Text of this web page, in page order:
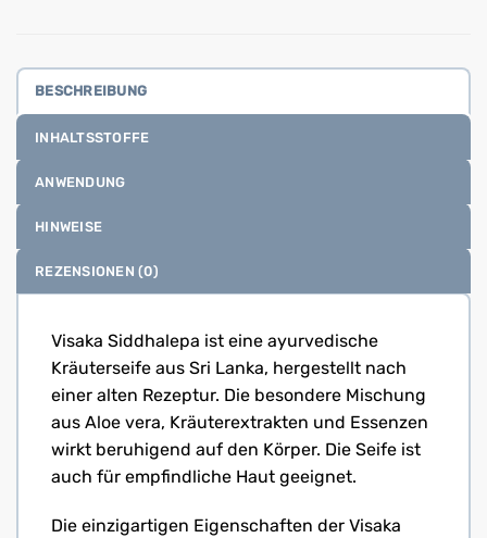
BESCHREIBUNG
INHALTSSTOFFE
ANWENDUNG
HINWEISE
REZENSIONEN (0)
Visaka Siddhalepa ist eine ayurvedische
Kräuterseife aus Sri Lanka, hergestellt nach
einer alten Rezeptur. Die besondere Mischung
aus Aloe vera, Kräuterextrakten und Essenzen
wirkt beruhigend auf den Körper. Die Seife ist
auch für empfindliche Haut geeignet.
Die einzigartigen Eigenschaften der Visaka